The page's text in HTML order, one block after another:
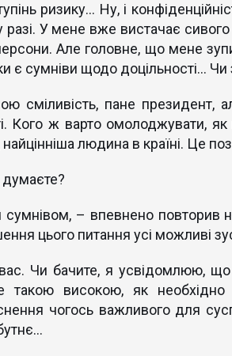
ризику… Ну, і
У мене вже вистачає
Але головне, що мене
є сумніви щодо доцільності… Чи
сміливість, пане президент,
Кого ж варто омолоджувати,
людина в країні. Це
– впевнено повторив
цього питання усі можливі
Чи бачите, я усвідомлюю,
високою, як
чогось важливого для